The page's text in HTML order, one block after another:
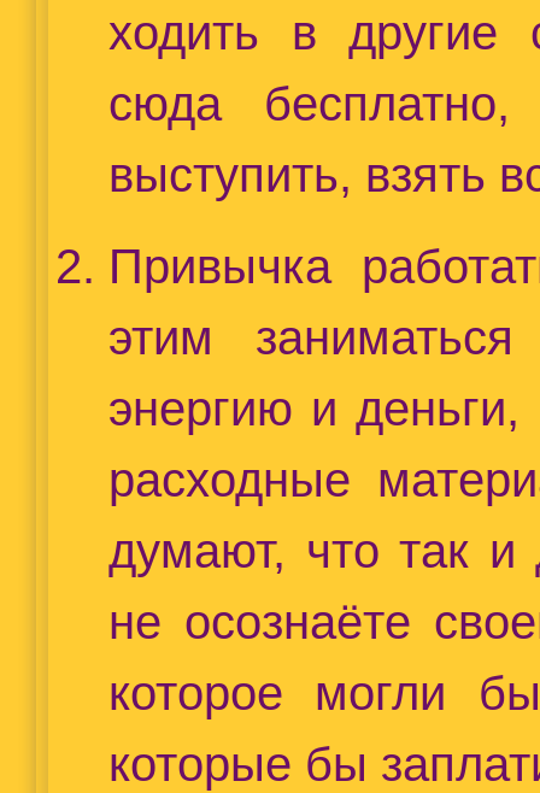
ходить в другие
сюда
выступить, взять
Привычка
этим
энергию и
расходные
думают, что так
не осознаёте
которое могли
которые бы